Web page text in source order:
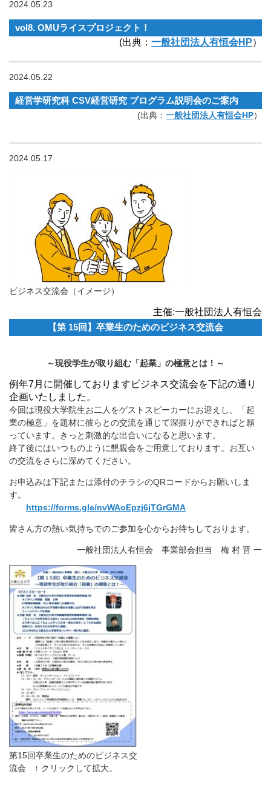
2024.05.23
vol8. OMUライスプロジェクト！
(出典： 一般社団法人有恒会HP）
2024.05.22
経営学研究科 CSV経営研究 プログラム説明会のご案内
(出典： 一般社団法人有恒会HP）
2024.05.17
ビジネス交流会（イメージ）
主催:一般社団法人有恒会
【第 15回】卒業生のためのビジネス交流会
～現役学生が取り組む「起業」の極意とは！～
例年7月に開催しておりますビジネス交流会を下記の通り
企画いたしました。
今回は現役大学院生お二人をゲストスピーカーにお迎えし、「起
業の極意」を題材に彼らとの交流を通じて深掘りができればと願
っています。きっと刺激的な出合いになると思います。
終了後にはいつものように懇親会をご用意しております。お互い
の交流をさらに深めてください。
お申込みは下記または添付のチラシのQRコードからお願いしま
す。
https://forms.gle/nvWAoEpzj6jTGrGMA
皆さん方の熱い気持ちでのご参加を心からお待ちしております。
一般社団法人有恒会 事業部会担当 梅 村 晋 一
第15回卒業生のためのビジネス交
流会 ↑ クリックして拡大。